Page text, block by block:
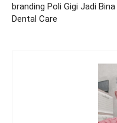
branding Poli Gigi Jadi Bina
Dental Care